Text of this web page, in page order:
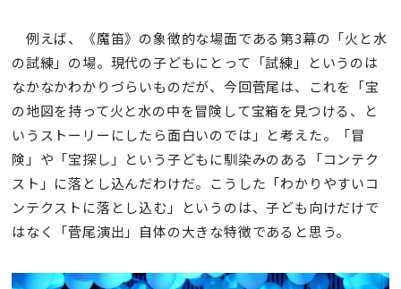
例えば、《魔笛》の象徴的な場面である第3幕の「火と水
の試練」の場。現代の子どもにとって「試練」というのは
なかなかわかりづらいものだが、今回菅尾は、これを「宝
の地図を持って火と水の中を冒険して宝箱を見つける、と
いうストーリーにしたら面白いのでは」と考えた。「冒
険」や「宝探し」という子どもに馴染みのある「コンテク
スト」に落とし込んだわけだ。こうした「わかりやすいコ
ンテクストに落とし込む」というのは、子ども向けだけで
はなく「菅尾演出」自体の大きな特徴であると思う。